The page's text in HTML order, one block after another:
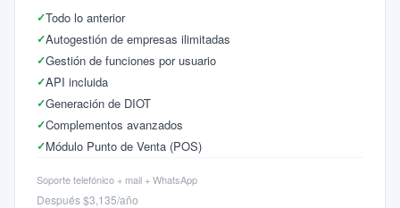
Todo lo anterior
Autogestión de empresas ilimitadas
Gestión de funciones por usuario
API incluida
Generación de DIOT
Complementos avanzados
Módulo Punto de Venta (POS)
Soporte telefónico + mail + WhatsApp
Después $3,135/año